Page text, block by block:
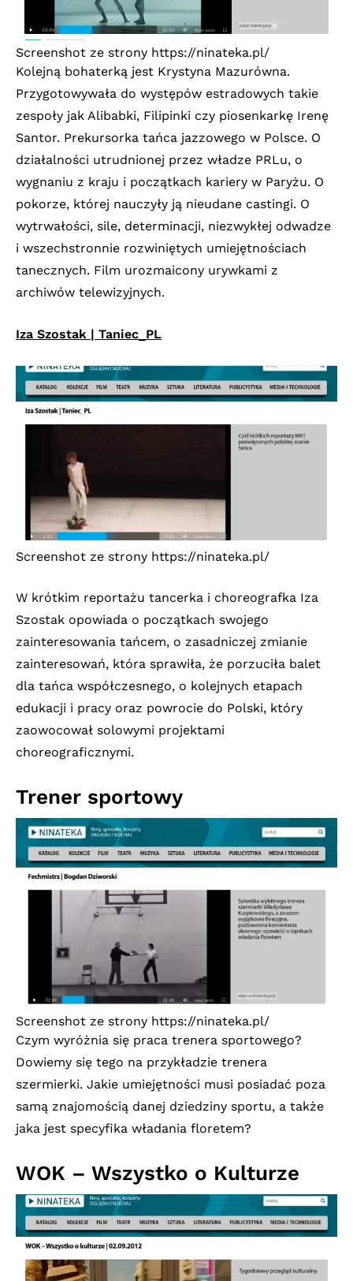
Screenshot ze strony https://ninateka.pl/
Kolejną bohaterką jest Krystyna Mazurówna.
Przygotowywała do występów estradowych takie
zespoły jak Alibabki, Filipinki czy piosenkarkę Irenę
Santor. Prekursorka tańca jazzowego w Polsce. O
działalności utrudnionej przez władze PRLu, o
wygnaniu z kraju i początkach kariery w Paryżu. O
pokorze, której nauczyły ją nieudane castingi. O
wytrwałości, sile, determinacji, niezwykłej odwadze
i wszechstronnie rozwiniętych umiejętnościach
tanecznych. Film urozmaicony urywkami z
archiwów telewizyjnych.
Iza Szostak | Taniec_PL
Screenshot ze strony https://ninateka.pl/
W krótkim reportażu tancerka i choreografka Iza
Szostak opowiada o początkach swojego
zainteresowania tańcem, o zasadniczej zmianie
zainteresowań, która sprawiła, że porzuciła balet
dla tańca współczesnego, o kolejnych etapach
edukacji i pracy oraz powrocie do Polski, który
zaowocował solowymi projektami
choreograficznymi.
Trener sportowy
Screenshot ze strony https://ninateka.pl/
Czym wyróżnia się praca trenera sportowego?
Dowiemy się tego na przykładzie trenera
szermierki. Jakie umiejętności musi posiadać poza
samą znajomością danej dziedziny sportu, a także
jaka jest specyfika władania floretem?
WOK – Wszystko o Kulturze